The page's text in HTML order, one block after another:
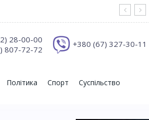
+380 (67) 327-30-11
28-00-00
807-72-72
Політика Спорт Суспільство